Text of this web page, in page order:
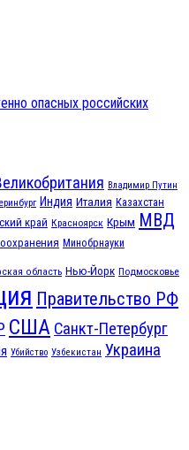
опасных российских
Владимир Путин
Индия Италия Казахстан
край Красноярск Крым МВД
Минобрнауки
область Нью-Йорк Подмосковье
Правительство РФ
США Санкт-Петербург
Убийство Узбекистан Украина